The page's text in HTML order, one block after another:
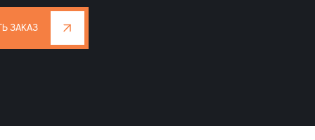
ЗАКАЗ